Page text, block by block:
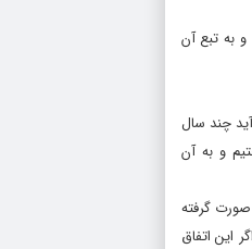
بلکه اصل بر پشتیبانی و به تبع آن
چند سال
و به آن
گرفته
این اتفاق